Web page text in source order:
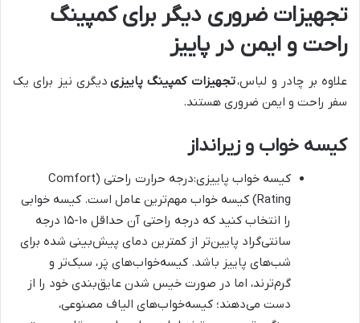
تجهیزات ضروری دیگر برای کمپینگ
راحت و ایمن در پاییز
علاوه بر چادر و لباس،تجهیزات کمپینگ پاییزی دیگری نیز برای یک
سفر راحت و ایمن ضروری هستند.
کیسه خواب و زیرانداز
کیسه خواب پاییزی:درجه حرارت راحتی (Comfort
Rating) کیسه خواب مهم‌ترین عامل است. کیسه خوابی
را انتخاب کنید که درجه راحتی آن حداقل ۱۰-۱۵ درجه
سانتی‌گراد پایین‌تر از کمترین دمای پیش‌بینی شده برای
شب‌های پاییز باشد. کیسه‌خواب‌های پَر، سبک‌تر و
گرم‌ترند، اما در صورت خیس شدن عایق‌بندی خود را از
دست می‌دهند؛ کیسه‌خواب‌های الیاف مصنوعی،